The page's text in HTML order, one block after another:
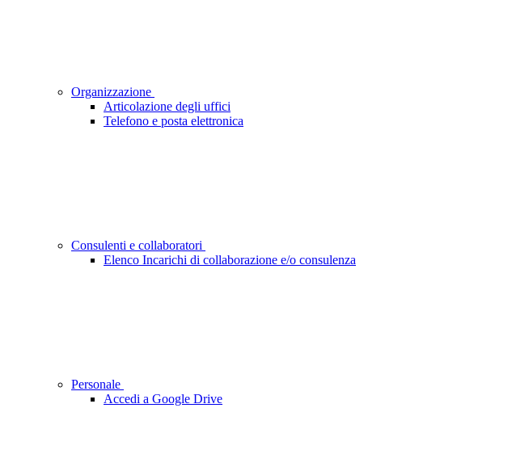
Organizzazione
Articolazione degli uffici
Telefono e posta elettronica
Consulenti e collaboratori
Elenco Incarichi di collaborazione e/o consulenza
Personale
Accedi a Google Drive